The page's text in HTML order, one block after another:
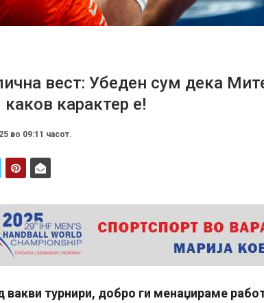
вест: Убеден сум дека
карактер е!
во 09:11 часот.
турнири, добро ги менаџираме